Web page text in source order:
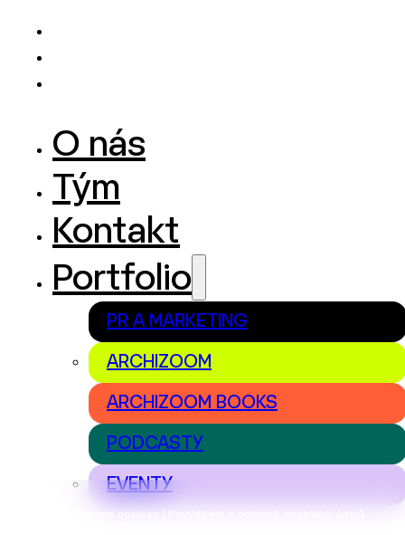
Nastavení cookies | Prohlášení o ochraně osobních údajů
O nás
Tým
Kontakt
Portfolio
PR A MARKETING
ARCHIZOOM
ARCHIZOOM BOOKS
PODCASTY
EVENTY